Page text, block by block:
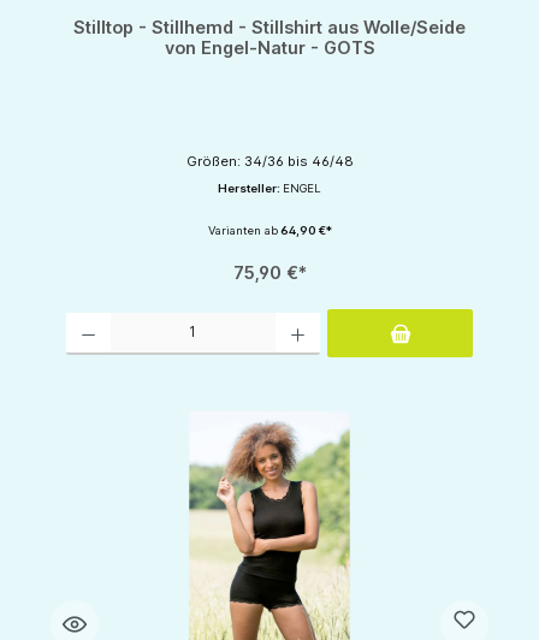
Stilltop - Stillhemd - Stillshirt aus Wolle/Seide
von Engel-Natur - GOTS
Größen: 34/36 bis 46/48
Hersteller: ENGEL
Varianten ab64,90 €*
75,90 €*